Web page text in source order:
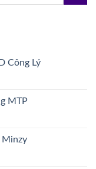
Công Lý
MTP
Minzy